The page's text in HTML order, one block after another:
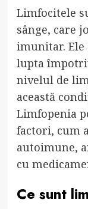
Limfocitele
sânge, care
imunitar.
lupta
nivelul de
această
Limfopenia
factori, cum
autoimune,
cu
Ce sunt